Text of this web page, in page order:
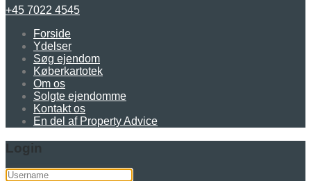
+45 7022 4545
Forside
Ydelser
Søg ejendom
Køberkartotek
Om os
Solgte ejendomme
Kontakt os
En del af Property Advice
Login